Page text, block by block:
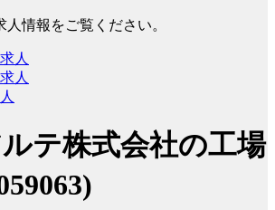
情報をご覧ください。
人
人
テ株式会社の工場